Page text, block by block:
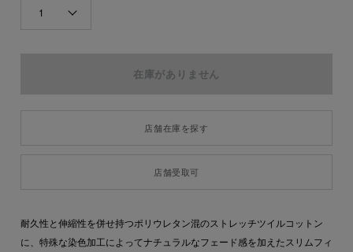
1
店舗在庫を探す
店舗受取可
耐久性と伸縮性を併せ持つポリウレタン混のストレッチツイルコットン
に、特殊な染色加工によってナチュラルなフェード感を加えたスリムフィ